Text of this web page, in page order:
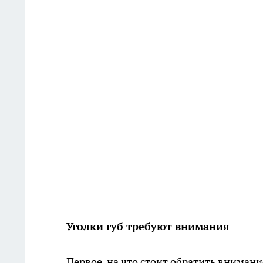
Уголки губ требуют внимания